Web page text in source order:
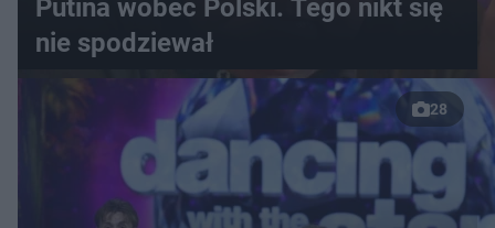
Putina wobec Polski. Tego nikt się
nie spodziewał
28